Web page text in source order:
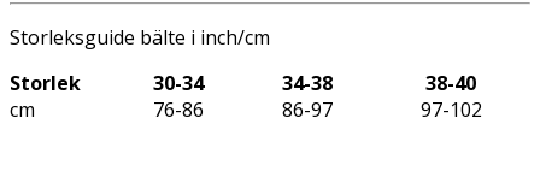
Storleksguide bälte i inch/cm
Storlek
30-34 34-38
38-40
cm
76-86 86-97 97-102